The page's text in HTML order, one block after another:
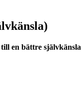
en bättre självkänsla